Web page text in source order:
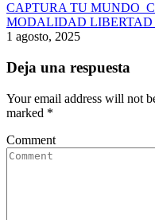
CAPTURA TU MUNDO
MODALIDAD LIBERTAD
1 agosto, 2025
Deja una respuesta
Your email address will not
marked *
Comment